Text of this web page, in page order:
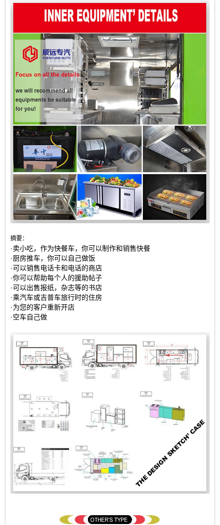
摘要：
·卖小吃，作为快餐车，你可以制作和销售快餐
·厨房推车，你可以自己做饭
·可以销售电话卡和电话的商店
·你可以帮助每个人的援助帖子
·可以出售报纸，杂志等的书店
·乘汽车或吉普车旅行时的住房
·为您的客户重新开店
·空车自己做